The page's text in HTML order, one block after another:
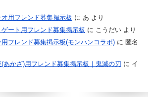
オ用フレンド募集掲示板 に あ より
ゲート用フレンド募集掲示板 に こうだいより
用フレンド募集掲示板(モンハンコラボ)に 匿名
(あかざ)用フレンド募集掲示板｜鬼滅の刃 に イ